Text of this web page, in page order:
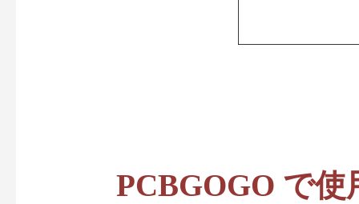
PCBGOGO で